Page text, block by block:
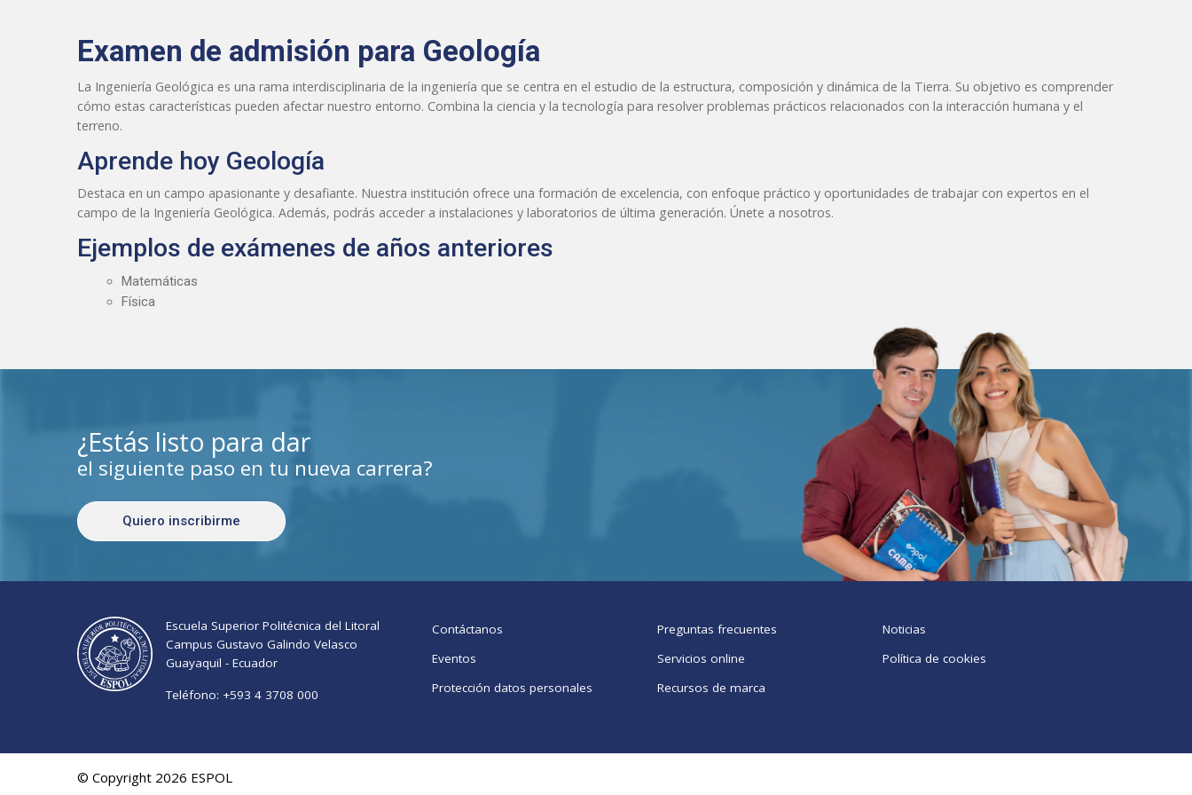
Examen de admisión para Geología
La Ingeniería Geológica es una rama interdisciplinaria de la ingeniería que se centra en el estudio de la estructura, composición y dinámica de la Tierra. Su objetivo es comprender
cómo estas características pueden afectar nuestro entorno. Combina la ciencia y la tecnología para resolver problemas prácticos relacionados con la interacción humana y el
terreno.
Aprende hoy Geología
Destaca en un campo apasionante y desafiante. Nuestra institución ofrece una formación de excelencia, con enfoque práctico y oportunidades de trabajar con expertos en el
campo de la Ingeniería Geológica. Además, podrás acceder a instalaciones y laboratorios de última generación. Únete a nosotros.
Ejemplos de exámenes de años anteriores
Matemáticas
Física
¿Estás listo para dar
el siguiente paso en tu nueva carrera?
Quiero inscribirme
Escuela Superior Politécnica del Litoral
Campus Gustavo Galindo Velasco
Guayaquil - Ecuador
Teléfono: +593 4 3708 000
Contáctanos Preguntas frecuentes
Noticias
Eventos
Servicios online
Política de cookies
Protección datos personales
Recursos de marca
© Copyright 2026 ESPOL